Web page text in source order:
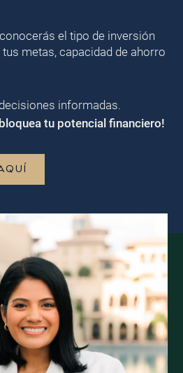
el tipo de inversión
metas, capacidad de ahorro
informadas.
tu potencial financiero!